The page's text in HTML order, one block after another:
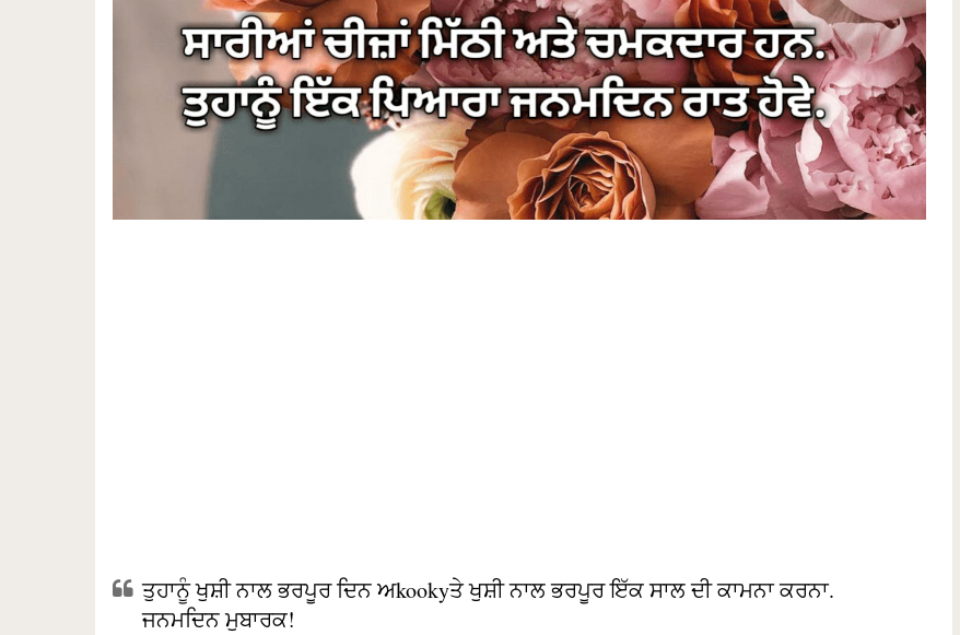
ਤੁਹਾਨੂੰ ਖੁਸ਼ੀ ਨਾਲ ਭਰਪੂਰ ਦਿਨ ਅkookyਤੇ ਖੁਸ਼ੀ ਨਾਲ ਭਰਪੂਰ ਇੱਕ ਸਾਲ ਦੀ ਕਾਮਨਾ ਕਰਨਾ.
ਜਨਮਦਿਨ ਮੁਬਾਰਕ!